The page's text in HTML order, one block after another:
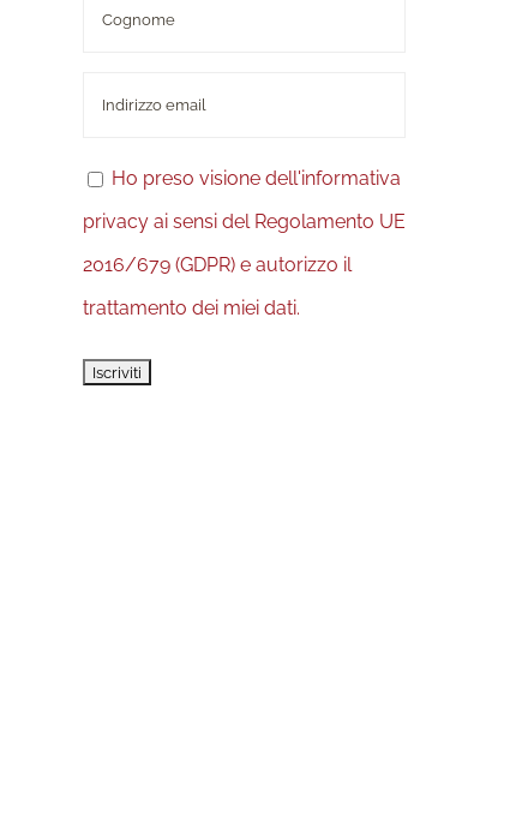
Ho preso visione dell'informativa
privacy ai sensi del Regolamento UE
2016/679 (GDPR) e autorizzo il
trattamento dei miei dati.